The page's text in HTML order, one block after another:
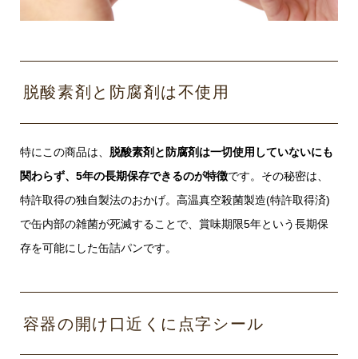
脱酸素剤と防腐剤は不使用
特にこの商品は、 脱酸素剤と防腐剤は一切使用していないにも
関わらず、5年の長期保存できるのが特徴です。その秘密は、
特許取得の独自製法のおかげ。高温真空殺菌製造(特許取得済)
で缶内部の雑菌が死滅することで、賞味期限5年という長期保
存を可能にした缶詰パンです。
容器の開け口近くに点字シール